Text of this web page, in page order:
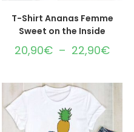
CHOIX DES OPTIONS
T-Shirt Ananas Femme
Sweet on the Inside
20,90€ – 22,90€